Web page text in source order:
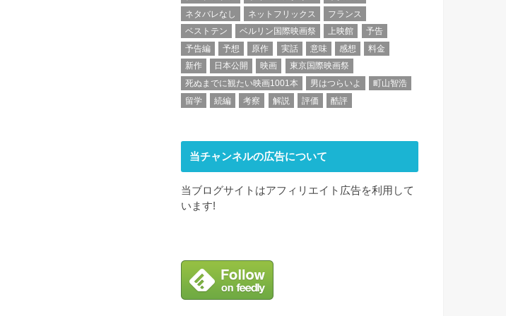
ネタバレなし
ネットフリックス
フランス
ベストテン
ベルリン国際映画祭 上映館
予告
予告編
予想 原作 実話 意味 感想
料金
新作
日本公開 映画
東京国際映画祭
死ぬまでに観たい映画1001本
男はつらいよ
町山智浩
留学
続編 考察 解説 評価 酷評
当チャンネルの広告について
当ブログサイトはアフィリエイト広告を利用して
います!